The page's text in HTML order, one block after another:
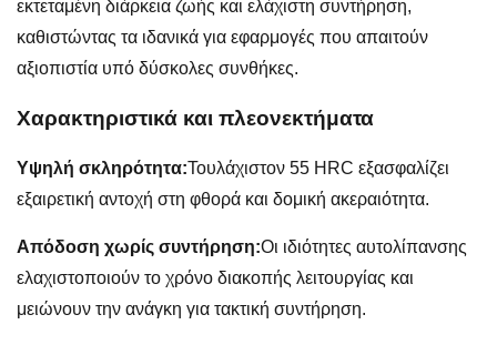
εκτεταμένη διάρκεια ζωής και ελάχιστη συντήρηση,
καθιστώντας τα ιδανικά για εφαρμογές που απαιτούν
αξιοπιστία υπό δύσκολες συνθήκες.
Χαρακτηριστικά και πλεονεκτήματα
Υψηλή σκληρότητα:Τουλάχιστον 55 HRC εξασφαλίζει
εξαιρετική αντοχή στη φθορά και δομική ακεραιότητα.
Απόδοση χωρίς συντήρηση:Οι ιδιότητες αυτολίπανσης
ελαχιστοποιούν το χρόνο διακοπής λειτουργίας και
μειώνουν την ανάγκη για τακτική συντήρηση.